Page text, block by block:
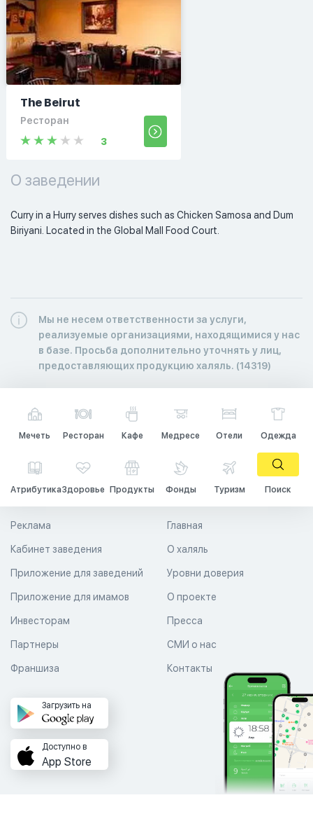
The Beirut
Ресторан
3
О заведении
Curry in a Hurry serves dishes such as Chicken Samosa and Dum
Biriyani. Located in the Global Mall Food Court.
Мы не несем ответственности за услуги,
реализуемые организациями, находящимися у нас
в базе. Просьба дополнительно уточнять у лиц,
предоставляющих продукцию халяль. (14319)
Мечеть Ресторан Кафе Медресе Отели Одежда
АтрибутикаЗдоровье Продукты Фонды Туризм Поиск
Главная
О халяль
Уровни доверия
Реклама
Кабинет заведения
Приложение для заведений
Приложение для имамов О проекте
Пресса
СМИ о нас
Контакты
Инвесторам
Партнеры
Франшиза
Загрузить на
Доступно в
App Store